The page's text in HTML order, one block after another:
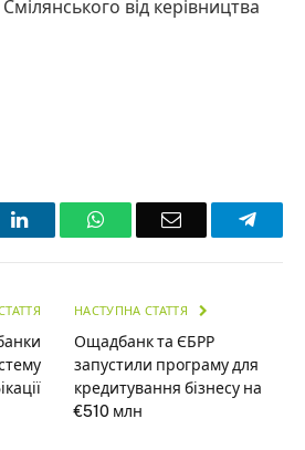
від керівництва
LinkedInWhatsAppEmail
НАСТУПНА СТАТТЯ
Ощадбанк та ЄБРР
запустили програму для
кредитування бізнесу на
€510 млн